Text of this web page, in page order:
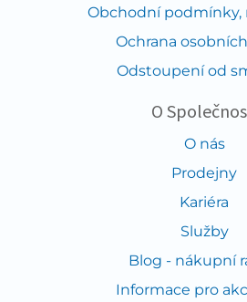
Obchodní podmínky,
Ochrana
Odstoupení od
O
O nás
Prodejny
Kariéra
Služby
Blog - nákupní
Informace pro